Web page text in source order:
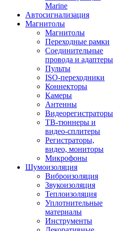
Marine
Автосигнализация
Магнитолы
Магнитолы
Переходные рамки
Соединительные
провода и адаптеры
Пульты
ISO-переходники
Коннекторы
Камеры
Антенны
Видеорегистраторы
ТВ-тюннеры и
видео-сплитеры
Регистраторы,
видео, мониторы
Микрофоны
Шумоизоляция
Виброизоляция
Звукоизоляция
Теплоизоляция
Уплотнительные
материалы
Инструменты